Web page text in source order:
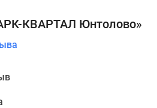
КВАРТАЛ Юнтолово»